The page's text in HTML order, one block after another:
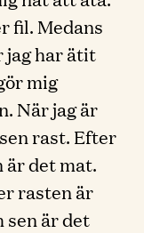
fil. Medans
jag har ätit
mig
När jag är
rast. Efter
är det mat.
rasten är
sen är det